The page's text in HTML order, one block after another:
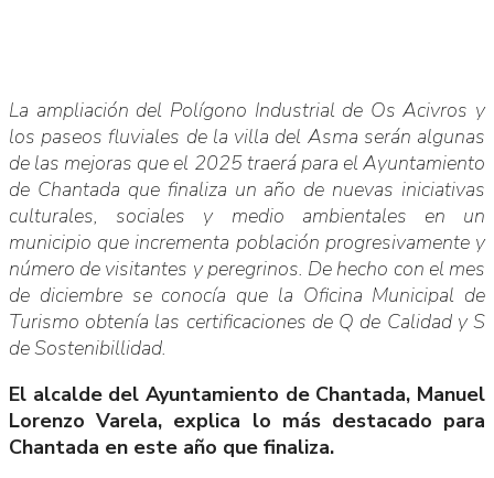
La ampliación del Polígono Industrial de Os Acivros y
los paseos fluviales de la villa del Asma serán algunas
de las mejoras que el 2025 traerá para el Ayuntamiento
de Chantada que finaliza un año de nuevas iniciativas
culturales, sociales y medio ambientales en un
municipio que incrementa población progresivamente y
número de visitantes y peregrinos. De hecho con el mes
de diciembre se conocía que la Oficina Municipal de
Turismo obtenía las certificaciones de Q de Calidad y S
de Sostenibillidad.
El alcalde del Ayuntamiento de Chantada, Manuel
Lorenzo Varela, explica lo más destacado para
Chantada en este año que finaliza.